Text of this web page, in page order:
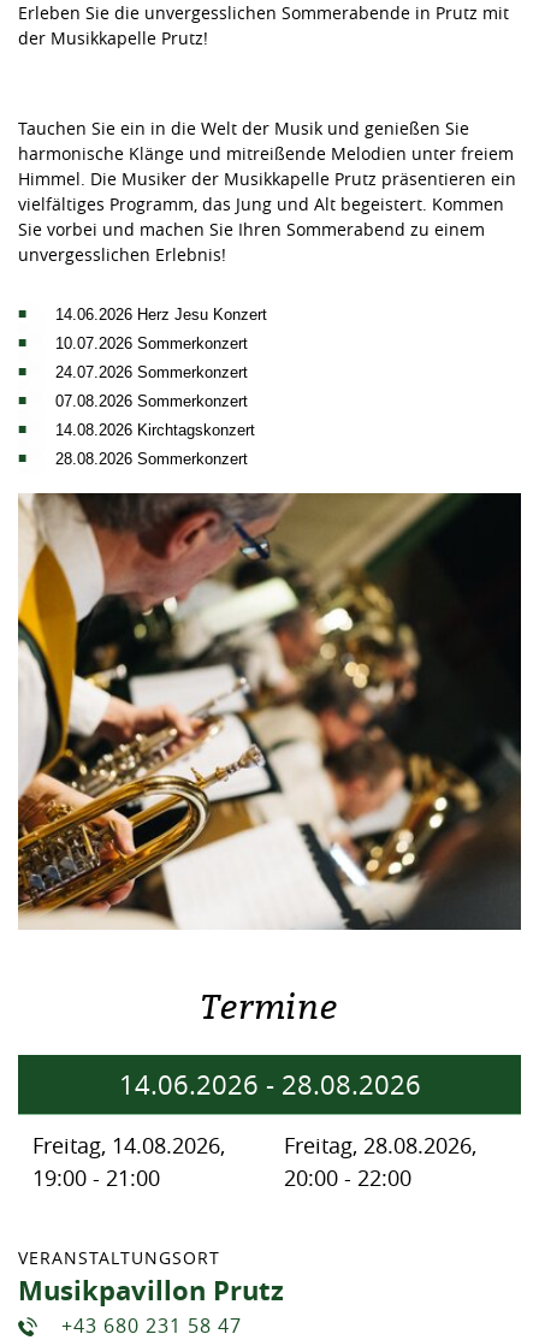
Erleben Sie die unvergesslichen Sommerabende in Prutz mit
der Musikkapelle Prutz!
Tauchen Sie ein in die Welt der Musik und genießen Sie
harmonische Klänge und mitreißende Melodien unter freiem
Himmel. Die Musiker der Musikkapelle Prutz präsentieren ein
vielfältiges Programm, das Jung und Alt begeistert. Kommen
Sie vorbei und machen Sie Ihren Sommerabend zu einem
unvergesslichen Erlebnis!
14.06.2026 Herz Jesu Konzert
10.07.2026 Sommerkonzert
24.07.2026 Sommerkonzert
07.08.2026 Sommerkonzert
14.08.2026 Kirchtagskonzert
28.08.2026 Sommerkonzert
Termine
14.06.2026 - 28.08.2026
Freitag, 14.08.2026,
19:00 - 21:00
Freitag, 28.08.2026,
20:00 - 22:00
VERANSTALTUNGSORT
Musikpavillon Prutz
+43 680 231 58 47